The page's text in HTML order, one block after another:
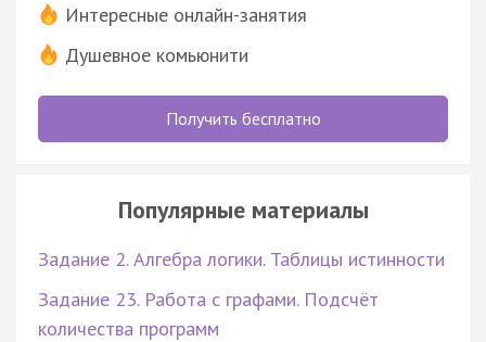
Интересные онлайн-занятия
Душевное комьюнити
Получить бесплатно
Популярные материалы
Задание 2. Алгебра логики. Таблицы истинности
Задание 23. Работа с графами. Подсчёт
количества программ